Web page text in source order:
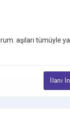
aşıları tümüyle
İlanı